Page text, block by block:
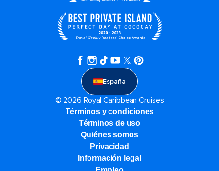
España
© 2026 Royal Caribbean Cruises
Términos y condiciones
Términos de uso
Quiénes somos
Privacidad
Información legal